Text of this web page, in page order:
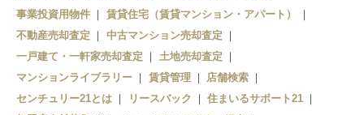
事業投資用物件
賃貸住宅（賃貸マンション・アパート）
不動産売却査定
中古マンション売却査定
一戸建て・一軒家売却査定
土地売却査定
マンションライブラリー
賃貸管理
店舗検索
センチュリー21とは
リースバック
住まいるサポート21